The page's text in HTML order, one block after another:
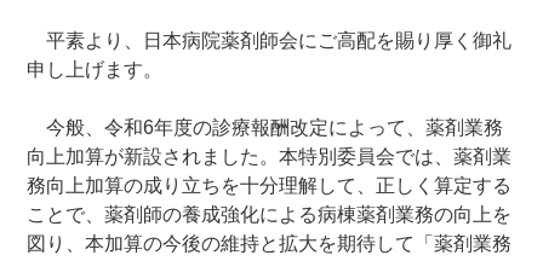
平素より、日本病院薬剤師会にご高配を賜り厚く御礼
申し上げます。
今般、令和6年度の診療報酬改定によって、薬剤業務
向上加算が新設されました。本特別委員会では、薬剤業
務向上加算の成り立ちを十分理解して、正しく算定する
ことで、薬剤師の養成強化による病棟薬剤業務の向上を
図り、本加算の今後の維持と拡大を期待して「薬剤業務